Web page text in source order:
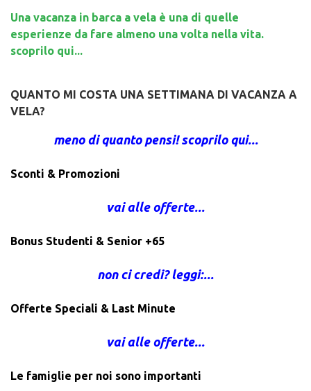
Una vacanza in barca a vela è una di quelle
esperienze da fare almeno una volta nella vita.
scoprilo qui...
QUANTO MI COSTA UNA SETTIMANA DI VACANZA A
VELA?
meno di quanto pensi! scoprilo qui...
Sconti & Promozioni
vai alle offerte...
Bonus Studenti & Senior +65
non ci credi? leggi:...
Offerte Speciali & Last Minute
vai alle offerte...
Le famiglie per noi sono importanti